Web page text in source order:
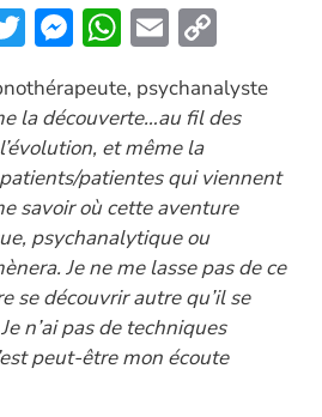
T
w
itt
er
M
se
n
g
er
W
at
s
A
p
p
E
ai
l
p
y
Li
n
k
psychanalyste
la découverte…au fil des
et même la
patientes qui viennent
savoir où cette aventure
psychanalytique ou
Je ne me lasse pas de ce
se découvrir autre qu’il se
n’ai pas de techniques
peut-être mon écoute